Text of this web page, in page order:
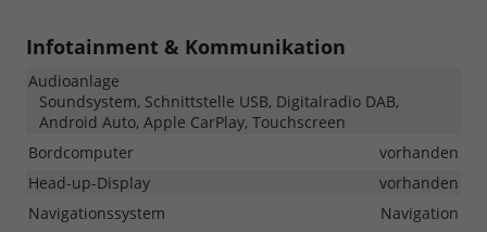
Infotainment & Kommunikation
Audioanlage
Soundsystem, Schnittstelle USB, Digitalradio DAB,
Android Auto, Apple CarPlay, Touchscreen
Bordcomputer
vorhanden
Head-up-Display
vorhanden
Navigationssystem
Navigation